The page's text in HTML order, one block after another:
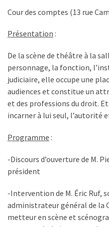
Cour des comptes (13 rue
Présentation :
De la scène de théâtre à la
personnage, la fonction,
judiciaire, elle occupe une
audiences et constitue un
et des professions du droit.
incarner à lui seul, l’autorité
Programme :
-Discours d’ouverture de M.
président
-Intervention de M. Éric Ruf,
administrateur général de la
metteur en scène et